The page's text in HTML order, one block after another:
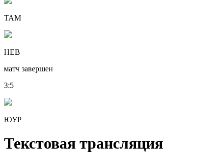
ТАМ
НЕВ
матч завершен
3:5
ЮУР
Текстовая трансляция